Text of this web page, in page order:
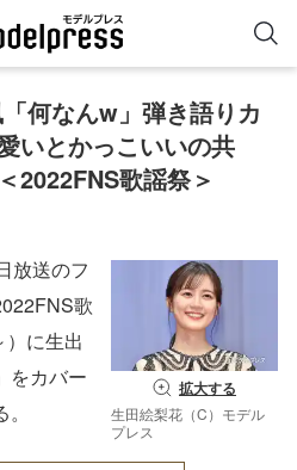
何なんw」弾き語りカ
いとかっこいいの共
2022FNS歌謡祭＞
拡大する
生田絵梨花（C）モデル
プレス
放送のフ
歌
に生出
をカバー